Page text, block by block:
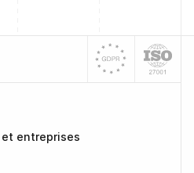
entreprises